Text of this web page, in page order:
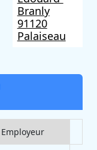
Branly
91120
Palaiseau
Employeur